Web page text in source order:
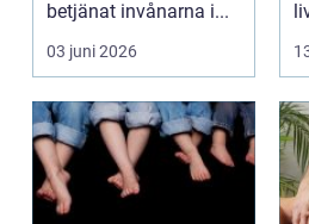
betjänat invånarna i...
03 juni 2026